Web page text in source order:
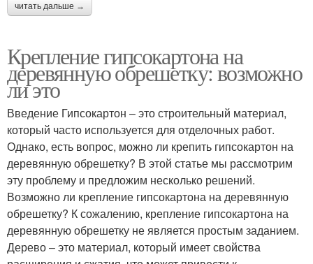
читать дальше →
Крепление гипсокартона на
деревянную обрешетку: возможно
ли это
Введение Гипсокартон – это строительный материал,
который часто используется для отделочных работ.
Однако, есть вопрос, можно ли крепить гипсокартон на
деревянную обрешетку? В этой статье мы рассмотрим
эту проблему и предложим несколько решений.
Возможно ли крепление гипсокартона на деревянную
обрешетку? К сожалению, крепление гипсокартона на
деревянную обрешетку не является простым заданием.
Дерево – это материал, который имеет свойства